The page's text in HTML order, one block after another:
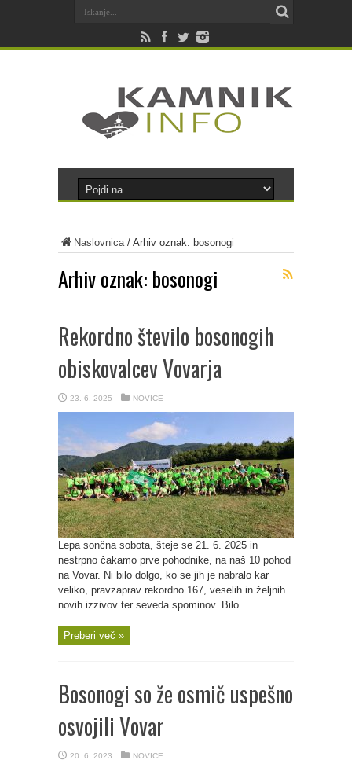
Naslovnica/ Arhiv oznak: bosonogi
Arhiv oznak: bosonogi
Rekordno število bosonogih
obiskovalcev Vovarja
23. 6. 2025 NOVICE
Lepa sončna sobota, šteje se 21. 6. 2025 in
nestrpno čakamo prve pohodnike, na naš 10 pohod
na Vovar. Ni bilo dolgo, ko se jih je nabralo kar
veliko, pravzaprav rekordno 167, veselih in željnih
novih izzivov ter seveda spominov. Bilo ...
Preberi več »
Bosonogi so že osmič uspešno
osvojili Vovar
20. 6. 2023 NOVICE